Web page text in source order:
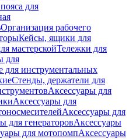
для
Организация рабочего
Кейсы, ящики для
мастерскойТележки для
для
инструментальных
Стенды, держатели для
Аксессуары для
Аксессуары для
Аксессуары для
для генераторовАксессуары
для мотопомпАксессуары